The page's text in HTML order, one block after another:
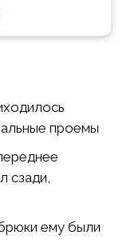
проемы
сзади,
ему были